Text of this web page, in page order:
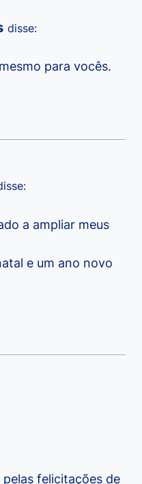
disse:
para vocês.
a ampliar meus
e um ano novo
felicitações de